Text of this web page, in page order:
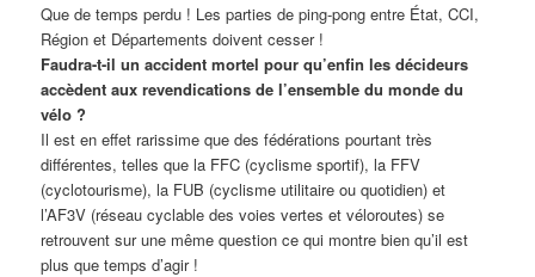
Que de temps perdu ! Les parties de ping-pong entre État, CCI,
Région et Départements doivent cesser !
Faudra-t-il un accident mortel pour qu’enfin les décideurs
accèdent aux revendications de l’ensemble du monde du
vélo ?
Il est en effet rarissime que des fédérations pourtant très
différentes, telles que la FFC (cyclisme sportif), la FFV
(cyclotourisme), la FUB (cyclisme utilitaire ou quotidien) et
l’AF3V (réseau cyclable des voies vertes et véloroutes) se
retrouvent sur une même question ce qui montre bien qu’il est
plus que temps d’agir !